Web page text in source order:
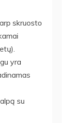
skruosto
yra
su